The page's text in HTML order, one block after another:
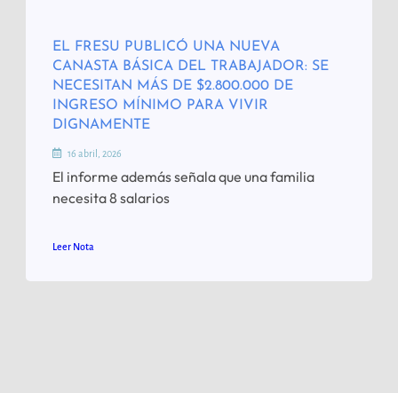
EL FRESU PUBLICÓ UNA NUEVA
CANASTA BÁSICA DEL TRABAJADOR: SE
NECESITAN MÁS DE $2.800.000 DE
INGRESO MÍNIMO PARA VIVIR
DIGNAMENTE
16 abril, 2026
El informe además señala que una familia
necesita 8 salarios
Leer Nota